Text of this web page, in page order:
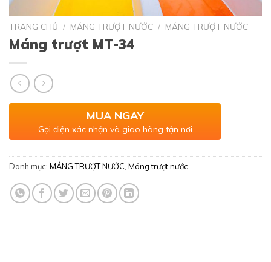
TRANG CHỦ / MÁNG TRƯỢT NƯỚC / MÁNG TRƯỢT NƯỚC
Máng trượt MT-34
MUA NGAY
Gọi điện xác nhận và giao hàng tận nơi
Danh mục: MÁNG TRƯỢT NƯỚC Máng trượt nước